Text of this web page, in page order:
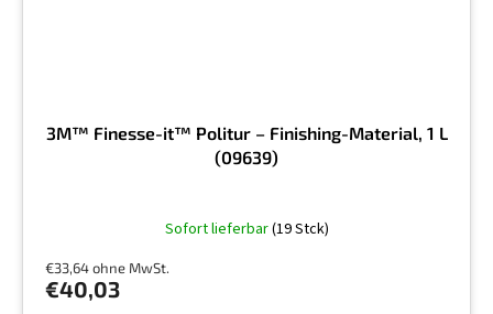
3M™ Finesse-it™ Politur – Finishing-Material, 1 L
(09639)
Sofort lieferbar(19 Stck)
€33,64 ohne MwSt.
€40,03